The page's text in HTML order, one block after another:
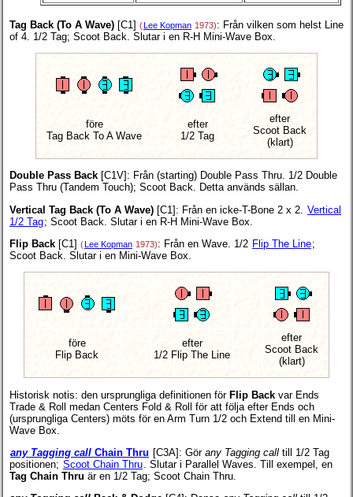
Tag Back (To A Wave) [C1] (Lee Kopman 1973): Från vilken som helst Line
of 4. 1/2 Tag; Scoot Back. Slutar i en R-H Mini-Wave Box.
före
Tag Back To A Wave
efter
1/2 Tag
efter
Scoot Back
(klart)
Double Pass Back [C1V] : Från (starting) Double Pass Thru. 1/2 Double
Pass Thru (Tandem Touch); Scoot Back. Detta används sällan.
Vertical Tag Back (To A Wave) [C1]: Från en icke-T-Bone 2 x 2. Vertical
1/2 Tag; Scoot Back. Slutar i en R-H Mini-Wave Box.
Flip Back [C1] (Lee Kopman 1973): Från en Wave. 1/2 Flip The Line;
Scoot Back. Slutar i en Mini-Wave Box.
före
Flip Back
efter
1/2 Flip The Line
efter
Scoot Back
(klart)
Historisk notis: den ursprungliga definitionen för Flip Back var Ends
Trade & Roll medan Centers Fold & Roll för att följa efter Ends och
(ursprungliga Centers) möts för en Arm Turn 1/2 och Extend till en Mini-
Wave Box.
any Tagging call Chain Thru [C3A] : Gör any Tagging call till 1/2 Tag
positionen; Scoot Chain Thru . Slutar i Parallel Waves. Till exempel, en
Tag Chain Thru är en 1/2 Tag; Scoot Chain Thru.